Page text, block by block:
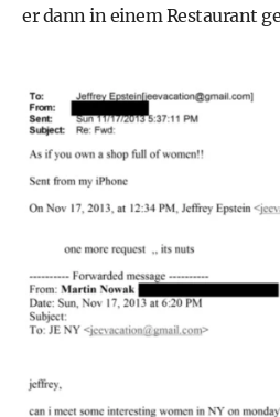
er dann in einem Restaurant